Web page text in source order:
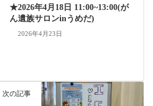
★2026年4月18日 11:00~13:00(が
ん遺族サロンinうめだ)
2026年4月23日
次の記事